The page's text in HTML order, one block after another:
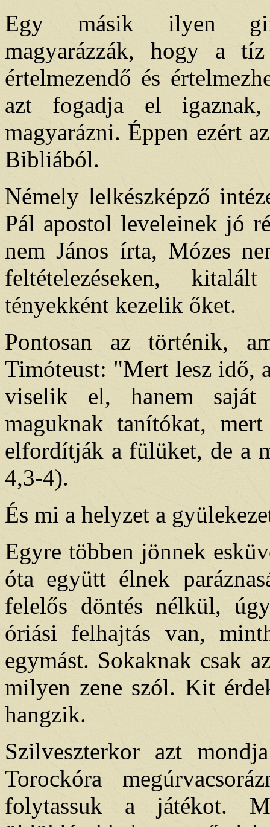
Egy másik ilyen
magyarázzák, hogy a tíz
értelmezendő és
azt fogadja el
magyarázni. Éppen ezért
Bibliából.
Némely lelkészképző
Pál apostol leveleinek jó
nem János írta, Mózes
feltételezéseken,
tényekként kezelik őket.
Pontosan az történik,
Timóteust: "Mert lesz idő,
viselik el, hanem saját
maguknak tanítókat,
elfordítják a fülüket, de a
4,3-4).
És mi a helyzet a
Egyre többen jönnek
óta együtt élnek
felelős döntés nélkül,
óriási felhajtás van,
egymást. Sokaknak csak
milyen zene szól. Kit
hangzik.
Szilveszterkor azt
Torockóra
folytassuk a játékot.